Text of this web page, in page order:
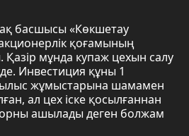
басшысы «Көкшетау
қоғамының
мұнда купаж цехын салу
Инвестиция құны 1
жұмыстарына шамамен
ал цех іске қосылғаннан
ашылады деген болжам